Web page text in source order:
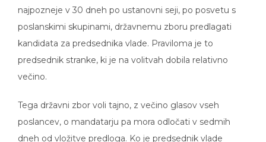
najpozneje v 30 dneh po ustanovni seji, po posvetu s
poslanskimi skupinami, državnemu zboru predlagati
kandidata za predsednika vlade. Praviloma je to
predsednik stranke, ki je na volitvah dobila relativno
večino.
Tega državni zbor voli tajno, z večino glasov vseh
poslancev, o mandatarju pa mora odločati v sedmih
dneh od vložitve predloga. Ko je predsednik vlade